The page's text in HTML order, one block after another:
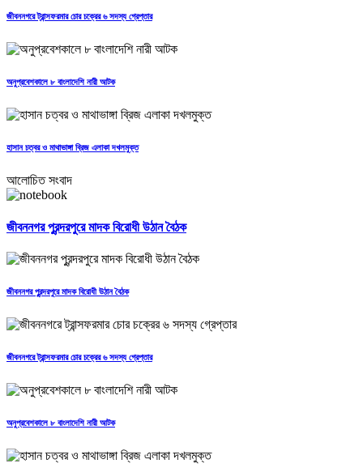
জীবননগরে ট্রান্সফরমার চোর চক্রের ৬ সদস্য গ্রেপ্তার
অনুপ্রবেশকালে ৮ বাংলাদেশি নারী আটক
হাসান চত্বর ও মাথাভাঙ্গা ব্রিজ এলাকা দখলমুক্ত
আলোচিত সংবাদ
জীবননগর পুরন্দরপুরে মাদক বিরোধী উঠান বৈঠক
জীবননগর পুরন্দরপুরে মাদক বিরোধী উঠান বৈঠক
জীবননগরে ট্রান্সফরমার চোর চক্রের ৬ সদস্য গ্রেপ্তার
অনুপ্রবেশকালে ৮ বাংলাদেশি নারী আটক